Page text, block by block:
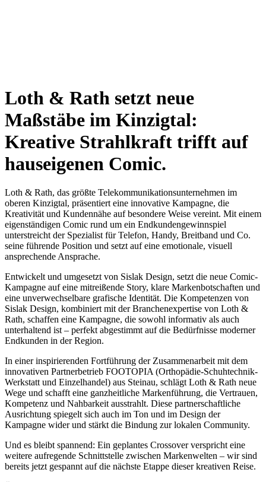
Loth & Rath setzt neue
Maßstäbe im Kinzigtal:
Kreative Strahlkraft trifft auf
hauseigenen Comic.
Loth & Rath, das größte Telekommunikationsunternehmen im
oberen Kinzigtal, präsentiert eine innovative Kampagne, die
Kreativität und Kundennähe auf besondere Weise vereint. Mit einem
eigenständigen Comic rund um ein Endkundengewinnspiel
unterstreicht der Spezialist für Telefon, Handy, Breitband und Co.
seine führende Position und setzt auf eine emotionale, visuell
ansprechende Ansprache.
Entwickelt und umgesetzt von Sislak Design, setzt die neue Comic-
Kampagne auf eine mitreißende Story, klare Markenbotschaften und
eine unverwechselbare grafische Identität. Die Kompetenzen von
Sislak Design, kombiniert mit der Branchenexpertise von Loth &
Rath, schaffen eine Kampagne, die sowohl informativ als auch
unterhaltend ist – perfekt abgestimmt auf die Bedürfnisse moderner
Endkunden in der Region.
In einer inspirierenden Fortführung der Zusammenarbeit mit dem
innovativen Partnerbetrieb FOOTOPIA (Orthopädie-Schuhtechnik-
Werkstatt und Einzelhandel) aus Steinau, schlägt Loth & Rath neue
Wege und schafft eine ganzheitliche Markenführung, die Vertrauen,
Kompetenz und Nahbarkeit ausstrahlt. Diese partnerschaftliche
Ausrichtung spiegelt sich auch im Ton und im Design der
Kampagne wider und stärkt die Bindung zur lokalen Community.
Und es bleibt spannend: Ein geplantes Crossover verspricht eine
weitere aufregende Schnittstelle zwischen Markenwelten – wir sind
bereits jetzt gespannt auf die nächste Etappe dieser kreativen Reise.